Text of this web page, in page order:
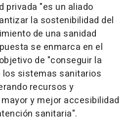
privada "es un aliado
la sostenibilidad del
de una sanidad
se enmarca en el
de "conseguir la
sistemas sanitarios
recursos y
y mejor accesibilidad
sanitaria".